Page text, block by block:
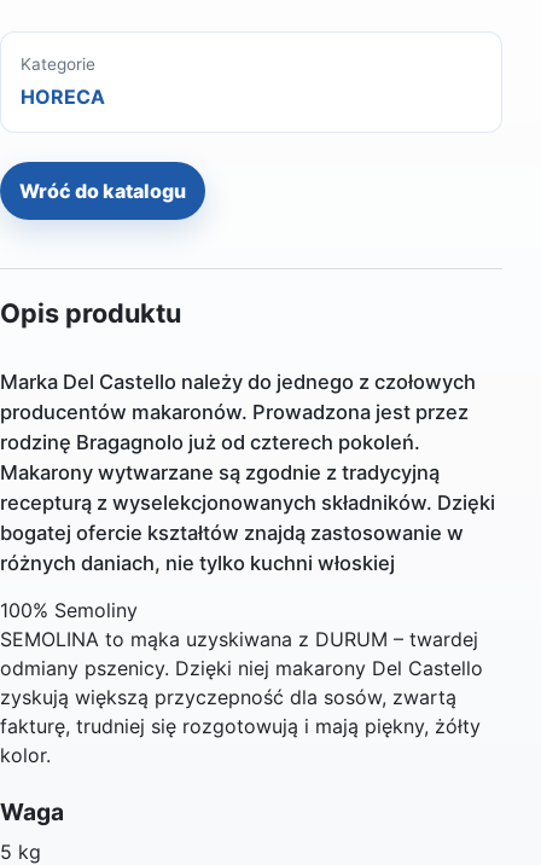
Kategorie
HORECA
Wróć do katalogu
Opis produktu
Marka Del Castello należy do jednego z czołowych
producentów makaronów. Prowadzona jest przez
rodzinę Bragagnolo już od czterech pokoleń.
Makarony wytwarzane są zgodnie z tradycyjną
recepturą z wyselekcjonowanych składników. Dzięki
bogatej ofercie kształtów znajdą zastosowanie w
różnych daniach, nie tylko kuchni włoskiej
100% Semoliny
SEMOLINA to mąka uzyskiwana z DURUM – twardej
odmiany pszenicy. Dzięki niej makarony Del Castello
zyskują większą przyczepność dla sosów, zwartą
fakturę, trudniej się rozgotowują i mają piękny, żółty
kolor.
Waga
5 kg